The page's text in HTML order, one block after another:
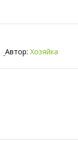
Автор:Хозяйка